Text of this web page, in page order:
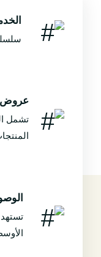
عروض
تشمل